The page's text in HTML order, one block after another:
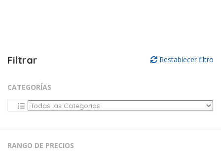
Filtrar Restablecer filtro
CATEGORÍAS
RANGO DE PRECIOS